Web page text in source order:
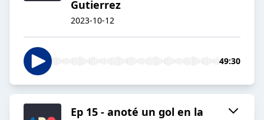
Gutierrez
2023-10-12
49:30
Ep 15 - anoté un gol en la